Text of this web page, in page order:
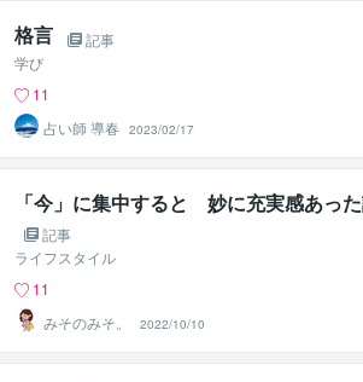
格言
記事
学び
11
占い師 導春
2023/02/17
「今」に集中すると 妙に充実感あっ
記事
ライフスタイル
11
みそのみそ。
2022/10/10